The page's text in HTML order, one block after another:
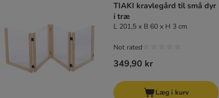
TIAKI kravlegård til små dyr
i træ
L 201,5 x B 60 x H 3 cm
349,90 kr
Not rated
Læg i kurv